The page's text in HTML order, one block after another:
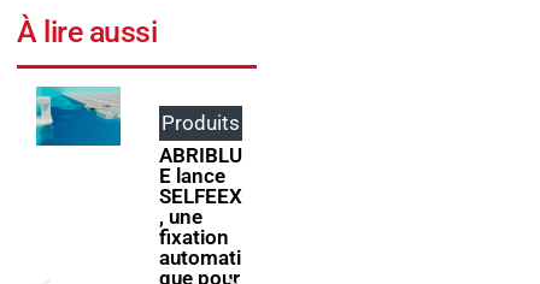
À lire aussi
Produits
ABRIBLU
E lance
SELFEEX
, une
fixation
automati
que pour